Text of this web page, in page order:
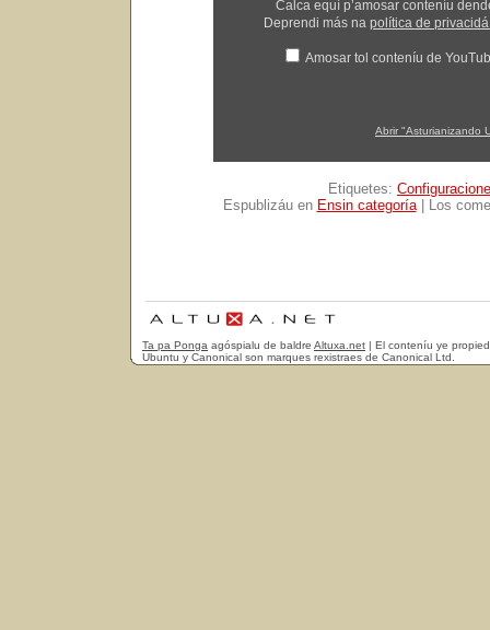
Calca equí p’amosar conteníu
Deprendi más na política de
Amosar tol conteníu de
Abrir "Asturianizando
Etiquetes:
Espublizáu en Ensin categoría| Los
Ta pa Ponga agóspialu de baldre Altuxa.net | El conteníu ye
Ubuntu y Canonical son marques rexistraes de Canonical Ltd.